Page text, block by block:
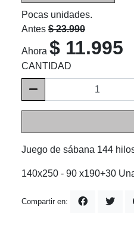
Pocas unidades.
Antes $ 23.990
Ahora $ 11.995
CANTIDAD
Juego de sábana 144
140x250 - 90 x190+30
Compartir en: